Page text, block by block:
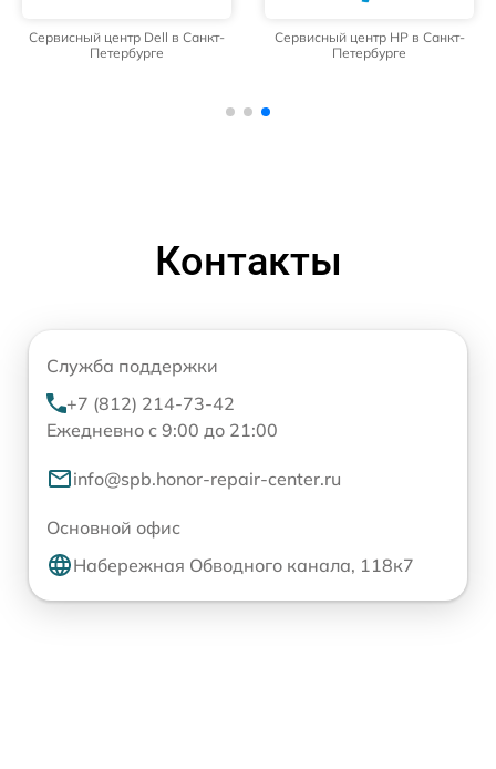
Сервисный центр Dell в Санкт-
Петербурге
Сервисный центр HP в Санкт-
Петербурге
Контакты
Служба поддержки
+7 (812) 214-73-42
Ежедневно с 9:00 до 21:00
info@spb.honor-repair-center.ru
Основной офис
Набережная Обводного канала, 118к7